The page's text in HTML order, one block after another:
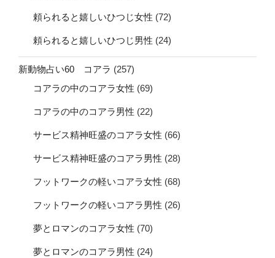
頼られると嬉しいひつじ女性 (72)
頼られると嬉しいひつじ男性 (24)
新動物占い60 コアラ (257)
コアラの中のコアラ女性 (69)
コアラの中のコアラ男性 (22)
サービス精神旺盛のコアラ女性 (66)
サービス精神旺盛のコアラ男性 (28)
フットワークの軽いコアラ女性 (68)
フットワークの軽いコアラ男性 (26)
夢とロマンのコアラ女性 (70)
夢とロマンのコアラ男性 (24)